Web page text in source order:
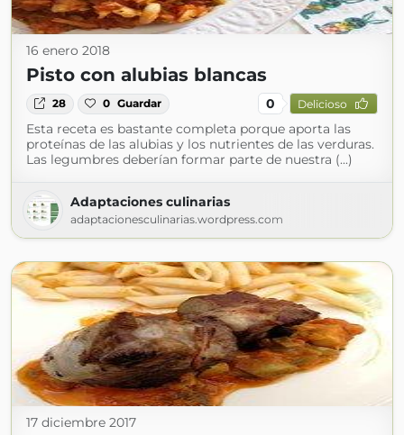
16 enero 2018
Pisto con alubias blancas
28 0 Guardar 0 Delicioso
Esta receta es bastante completa porque aporta las
proteínas de las alubias y los nutrientes de las verduras.
Las legumbres deberían formar parte de nuestra (...)
Adaptaciones culinarias
adaptacionesculinarias.wordpress.com
17 diciembre 2017